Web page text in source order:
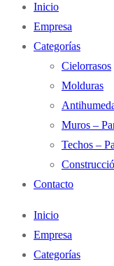
Inicio
Empresa
Categorías
Cielorrasos
Molduras
Muros –
Techos –
Contacto
Inicio
Empresa
Categorías